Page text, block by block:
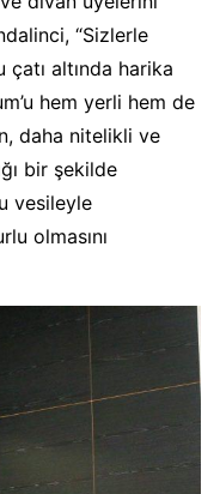
“Sizlerle
altında harika
hem yerli hem de
daha nitelikli ve
bir şekilde
vesileyle
olmasını